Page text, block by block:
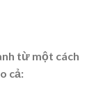
từ một cách
cả: